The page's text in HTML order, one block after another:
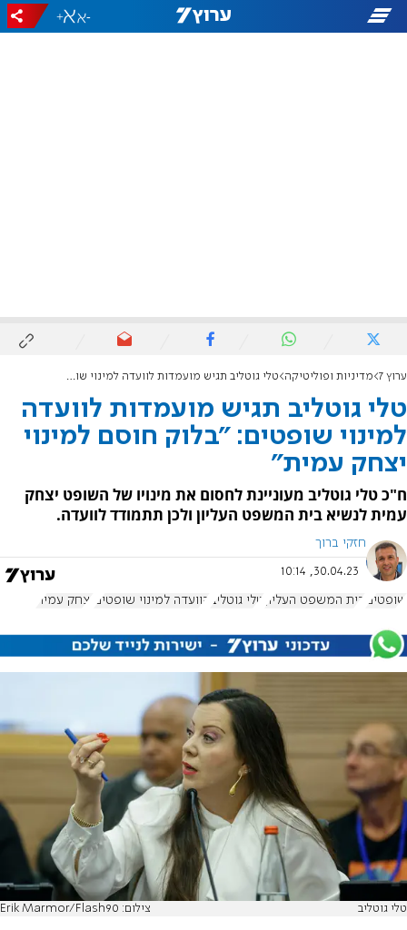
-
+
ערוץ 7 מדיניות ופוליטיקה טלי גוטליב תגיש מועמדות לוועדה למינוי שופטים: "בלוק חוסם למינוי יצחק עמית"
טלי גוטליב תגיש מועמדות לוועדה
למינוי שופטים: "בלוק חוסם למינוי
יצחק עמית"
ח"כ טלי גוטליב מעוניינת לחסום את מינויו של השופט יצחק
עמית לנשיא בית המשפט העליון ולכן תתמודד לוועדה.
חזקי ברוך
30.04.23, 10:14
שופטים בית המשפט העליון טלי גוטליב הוועדה למינוי שופטים יצחק עמית
טלי גוטליב צילום: Erik Marmor/Flash90